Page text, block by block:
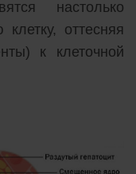
настолько
оттесняя
к клеточной